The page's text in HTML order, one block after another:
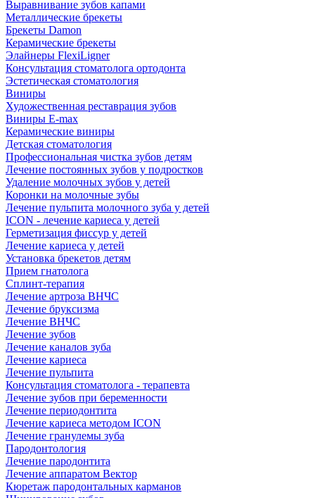
Выравнивание зубов капами
Металлические брекеты
Брекеты Damon
Керамические брекеты
Элайнеры FlexiLigner
Консультация стоматолога ортодонта
Эстетическая стоматология
Виниры
Художественная реставрация зубов
Виниры E-max
Керамические виниры
Детская стоматология
Профессиональная чистка зубов детям
Лечение постоянных зубов у подростков
Удаление молочных зубов у детей
Коронки на молочные зубы
Лечение пульпита молочного зуба у детей
ICON - лечение кариеса у детей
Герметизация фиссур у детей
Лечение кариеса у детей
Установка брекетов детям
Прием гнатолога
Сплинт-терапия
Лечение артроза ВНЧС
Лечение бруксизма
Лечение ВНЧС
Лечение зубов
Лечение каналов зуба
Лечение кариеса
Лечение пульпита
Консультация стоматолога - терапевта
Лечение зубов при беременности
Лечение периодонтита
Лечение кариеса методом ICON
Лечение гранулемы зуба
Пародонтология
Лечение пародонтита
Лечение аппаратом Вектор
Кюретаж пародонтальных карманов